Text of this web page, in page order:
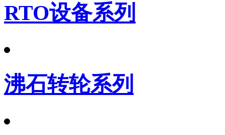
RTO设备系列
沸石转轮系列